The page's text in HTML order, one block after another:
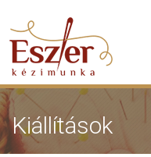
Kiállítások